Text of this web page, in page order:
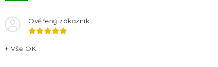
u
Ověřený zákazník
+ Vše OK